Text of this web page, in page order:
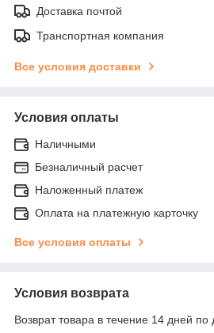
Доставка почтой
Транспортная компания
Все условия доставки
Условия оплаты
Наличными
Безналичный расчет
Наложенный платеж
Оплата на платежную карточку
Все условия оплаты
Условия возврата
Возврат товара в течение 14 дней по